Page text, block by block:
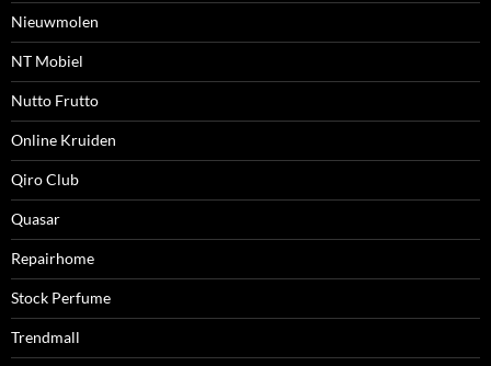
Nieuwmolen
NT Mobiel
Nutto Frutto
Online Kruiden
Qiro Club
Quasar
Repairhome
Stock Perfume
Trendmall